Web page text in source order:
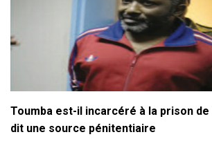
Toumba est-il incarcéré à la prison de
dit une source pénitentiaire